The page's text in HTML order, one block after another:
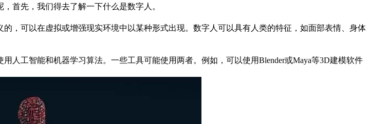
首先，我们得去了解一下什么是数字人。
，可以在虚拟或增强现实环境中以某种形式出现。数字人可以具有人类的特征，如面部表情、身体
人工智能和机器学习算法。一些工具可能使用两者。例如，可以使用Blender或Maya等3D建模软件